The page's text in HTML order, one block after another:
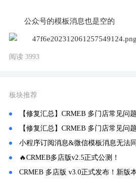
公众号的模板消息也是空的
阅读 3993
板块推荐
【修复汇总】CRMEB 多门店常见问
【修复汇总】CRMEB 多门店常见问
小程序订阅消息&微信模板消息无法
🔥CRMEB多店版v2.5正式公测！
CRMEB 多店版 v3.0正式发布！新版本安排起来